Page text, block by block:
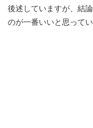
後述していますが、結
のが一番いいと思ってい